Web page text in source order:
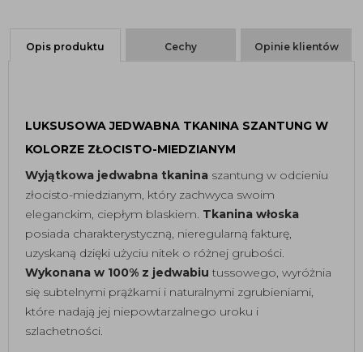
Opis produktu Cechy Opinie klientów
LUKSUSOWA JEDWABNA TKANINA SZANTUNG W
KOLORZE ZŁOCISTO-MIEDZIANYM
Wyjątkowa jedwabna tkanina szantung w odcieniu
złocisto-miedzianym, który zachwyca swoim
eleganckim, ciepłym blaskiem. Tkanina włoska
posiada charakterystyczną, nieregularną fakturę,
uzyskaną dzięki użyciu nitek o różnej grubości.
Wykonana w 100% z jedwabiu tussowego, wyróżnia
się subtelnymi prążkami i naturalnymi zgrubieniami,
które nadają jej niepowtarzalnego uroku i
szlachetności.